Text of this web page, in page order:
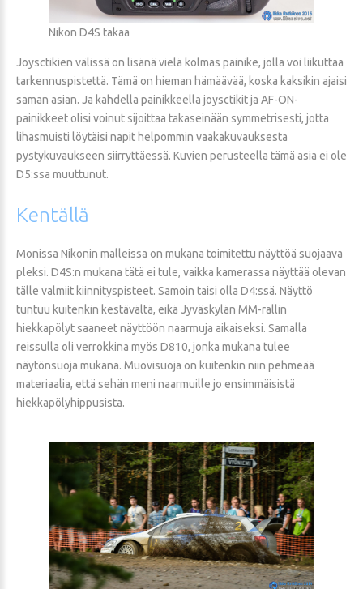
Nikon D4S takaa
Joysctikien välissä on lisänä vielä kolmas painike, jolla voi liikuttaa
tarkennuspistettä. Tämä on hieman hämäävää, koska kaksikin ajaisi
saman asian. Ja kahdella painikkeella joysctikit ja AF-ON-
painikkeet olisi voinut sijoittaa takaseinään symmetrisesti, jotta
lihasmuisti löytäisi napit helpommin vaakakuvauksesta
pystykuvaukseen siirryttäessä. Kuvien perusteella tämä asia ei ole
D5:ssa muuttunut.
Kentällä
Monissa Nikonin malleissa on mukana toimitettu näyttöä suojaava
pleksi. D4S:n mukana tätä ei tule, vaikka kamerassa näyttää olevan
tälle valmiit kiinnityspisteet. Samoin taisi olla D4:ssä. Näyttö
tuntuu kuitenkin kestävältä, eikä Jyväskylän MM-rallin
hiekkapölyt saaneet näyttöön naarmuja aikaiseksi. Samalla
reissulla oli verrokkina myös D810, jonka mukana tulee
näytönsuoja mukana. Muovisuoja on kuitenkin niin pehmeää
materiaalia, että sehän meni naarmuille jo ensimmäisistä
hiekkapölyhippusista.